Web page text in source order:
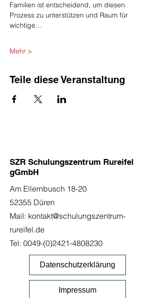
Familien ist entscheidend, um diesen
Prozess zu unterstützen und Raum für
wichtige…
Mehr >
Teile diese Veranstaltung
SZR Schulungszentrum Rureifel
gGmbH
Am Ellernbusch 18-20
52355 Düren
Mail: kontakt@schulungszentrum-
rureifel.de
Tel: 0049-(0)2421-4808230
Datenschutzerklärung
Impressum